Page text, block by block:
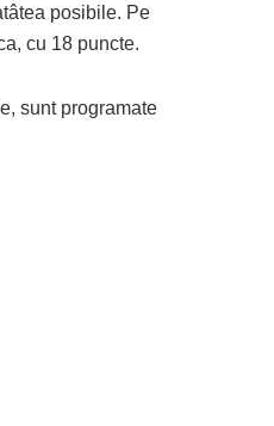
posibile. Pe
cu 18 puncte.
sunt programate